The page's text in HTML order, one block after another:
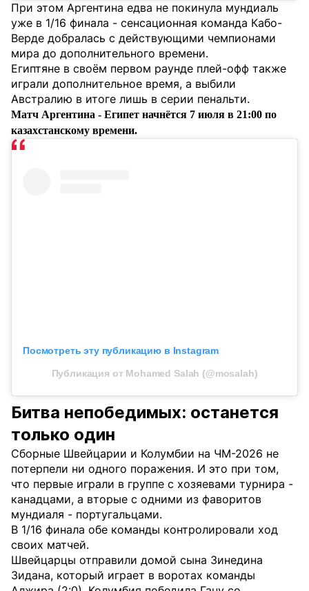
При этом Аргентина едва не покинула мундиаль
уже в 1/16 финала - сенсационная команда Кабо-
Верде добралась с действующими чемпионами
мира до дополнительного времени.
Египтяне в своём первом раунде плей-офф также
играли дополнительное время, а выбили
Австралию в итоге лишь в серии пенальти.
Матч Аргентина - Египет начнётся 7 июля в 21:00 по
казахстанскому времени.
Посмотреть эту публикацию в Instagram
Публикация от Mohamed Salah (@mosalah)
Битва непобедимых: останется
только один
Сборные Швейцарии и Колумбии на ЧМ-2026 не
потерпели ни одного поражения. И это при том,
что первые играли в группе с хозяевами турнира -
канадцами, а вторые с одними из фаворитов
мундиаля - португальцами.
В 1/16 финала обе команды контролировали ход
своих матчей.
Швейцарцы отправили домой сына Зинедина
Зидана, который играет в воротах команды